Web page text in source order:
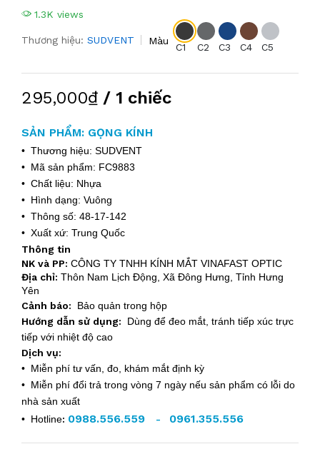
1.3K views
Thương hiệu: SUDVENT Màu
C1 C2 C3 C4 C5
295,000₫ / 1 chiếc
SẢN PHẨM: GỌNG KÍNH
• Thương hiệu: SUDVENT
• Mã sản phẩm: FC9883
• Chất liệu: Nhựa
• Hình dạng: Vuông
• Thông số: 48-17-142
• Xuất xứ: Trung Quốc
Thông tin
NK và PP: CÔNG TY TNHH KÍNH MẮT VINAFAST OPTIC
Địa chỉ: Thôn Nam Lịch Động, Xã Đông Hưng, Tỉnh Hưng
Yên
Cảnh báo: Bảo quản trong hộp
Hướng dẫn sử dụng: Dùng để đeo mắt, tránh tiếp xúc trực
tiếp với nhiệt độ cao
Dịch vụ:
• Miễn phí tư vấn, đo, khám mắt định kỳ
• Miễn phí đổi trả trong vòng 7 ngày nếu sản phẩm có lỗi do
nhà sản xuất
• Hotline: 0988.556.559 - 0961.355.556